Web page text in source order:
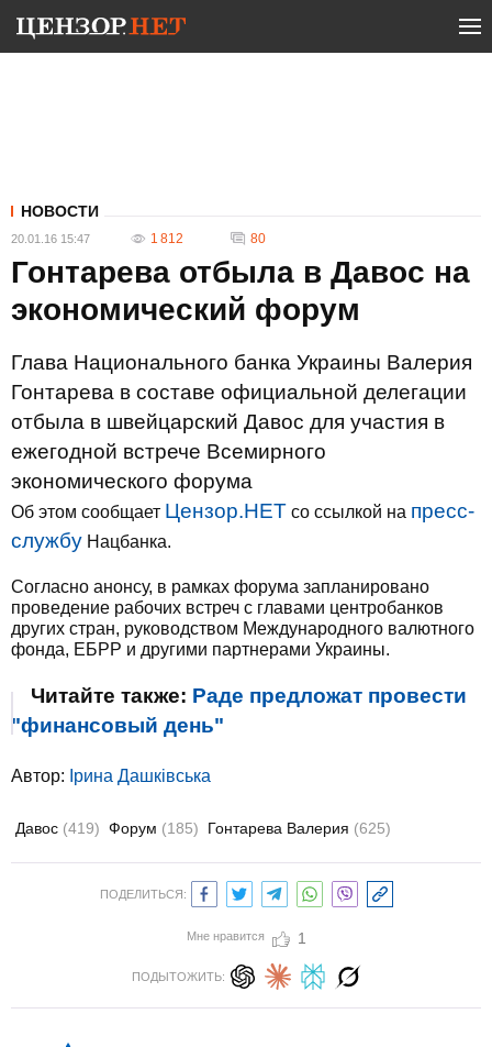
НОВОСТИ
20.01.16 15:47 1 812 80
Гонтарева отбыла в Давос на
экономический форум
Глава Национального банка Украины Валерия
Гонтарева в составе официальной делегации
отбыла в швейцарский Давос для участия в
ежегодной встрече Всемирного
экономического форума
Об этом сообщает Цензор.НЕТ со ссылкой на пресс-
службу Нацбанка.
Согласно анонсу, в рамках форума запланировано
проведение рабочих встреч с главами центробанков
других стран, руководством Международного валютного
фонда, ЕБРР и другими партнерами Украины.
Читайте также: Раде предложат провести
"финансовый день"
Автор: Ірина Дашківська
Давос (419) Форум (185) Гонтарева Валерия (625)
ПОДЕЛИТЬСЯ:
Мне нравится 1
ПОДЫТОЖИТЬ: